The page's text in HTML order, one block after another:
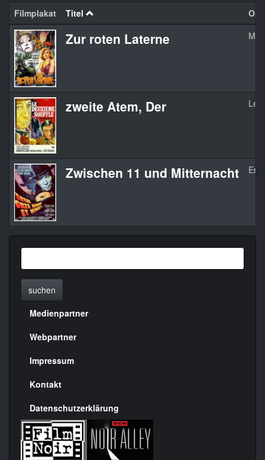
Filmplakat Titel
Zur roten Laterne
zweite Atem, Der Le
Zwischen 11 und Mitternacht
suchen
Menülinks
rechte
Seite
Medienpartner
Webpartner
Impressum
Kontakt
Datenschutzerklärung